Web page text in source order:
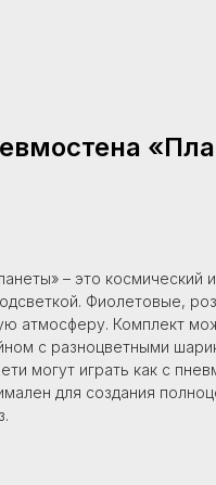
– это космический
Фиолетовые,
атмосферу. Комплект
с разноцветными
могут играть как с
для создания